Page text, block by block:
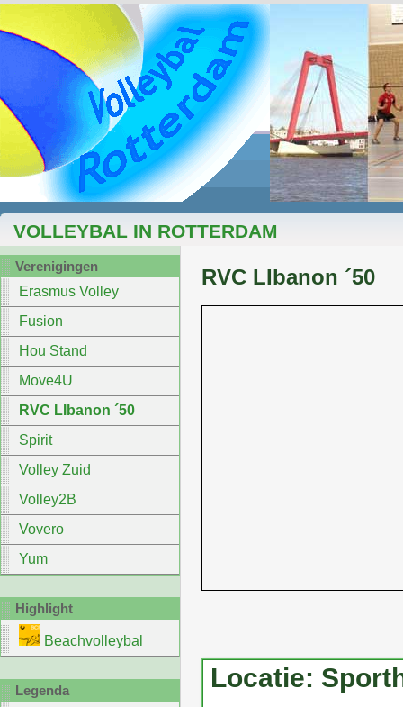
VOLLEYBAL IN ROTTERDAM
Verenigingen
Erasmus Volley
Fusion
Hou Stand
Move4U
RVC LIbanon ´50
Spirit
Volley Zuid
Volley2B
Vovero
Yum
Highlight
Beachvolleybal
Legenda
RVC LIbanon ´50
Locatie: